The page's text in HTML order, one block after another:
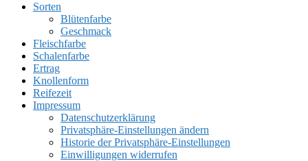
Sorten
Blütenfarbe
Geschmack
Fleischfarbe
Schalenfarbe
Ertrag
Knollenform
Reifezeit
Impressum
Datenschutzerklärung
Privatsphäre-Einstellungen ändern
Historie der Privatsphäre-Einstellungen
Einwilligungen widerrufen